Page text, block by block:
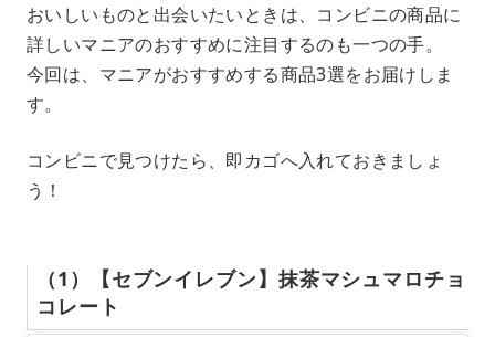
おいしいものと出会いたいときは、コンビニの商品に
詳しいマニアのおすすめに注目するのも一つの手。
今回は、マニアがおすすめする商品3選をお届けしま
す。
コンビニで見つけたら、即カゴへ入れておきましょ
う！
（1）【セブンイレブン】抹茶マシュマロチョ
コレート